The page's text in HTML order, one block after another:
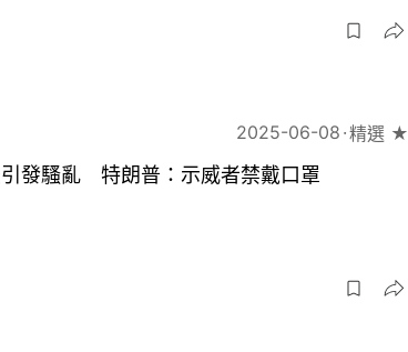
2025-06-08 精選 ★
發騷亂 特朗普：示威者禁戴口罩